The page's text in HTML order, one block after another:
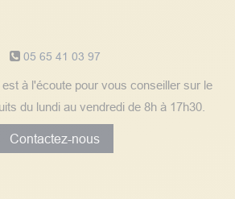
05 65 41 03 97
à l'écoute pour vous conseiller sur le
du lundi au vendredi de 8h à 17h30.
Contactez-nous